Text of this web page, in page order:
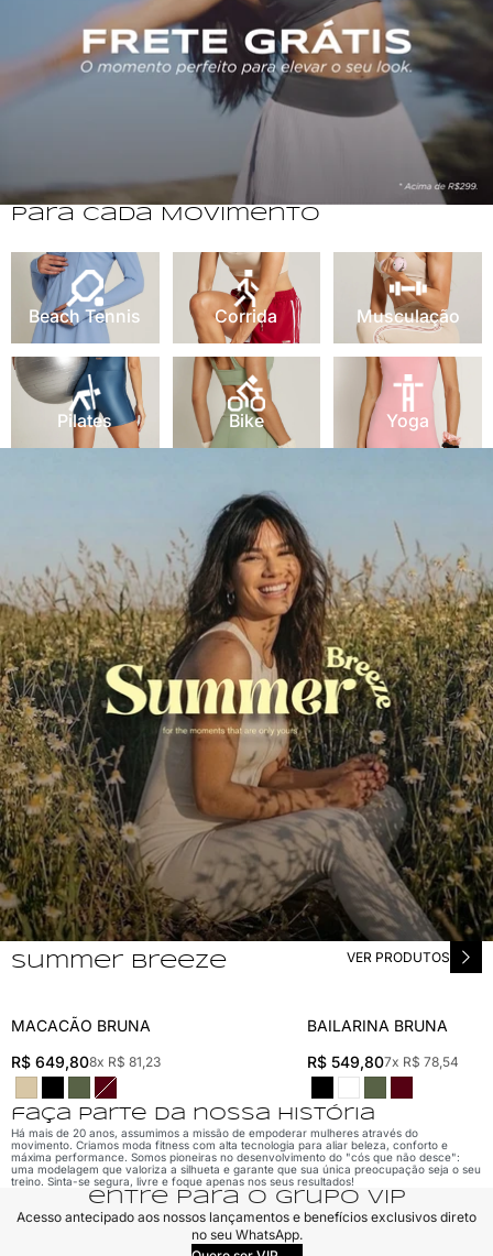
Para Cada Movimento
Beach Tennis
Beach Tennis
Corrida
Corrida
Musculação
Musculação
Pilates
Pilates
Bike
Bike Yoga
summer breeze VER PRODUTOS
MACACÃO BRUNA
R$ 649,808x R$ 81,23
BAILARINA BRUNA
R$ 549,807x R$ 78,54
faça parte da nossa história
Há mais de 20 anos, assumimos a missão de empoderar mulheres através do
movimento. Criamos moda fitness com alta tecnologia para aliar beleza, conforto e
máxima performance. Somos pioneiras no desenvolvimento do "cós que não desce":
uma modelagem que valoriza a silhueta e garante que sua única preocupação seja o seu
treino. Sinta-se segura, livre e foque apenas nos seus resultados!
entre para o grupo VIP
Acesso antecipado aos nossos lançamentos e benefícios exclusivos direto
no seu WhatsApp.